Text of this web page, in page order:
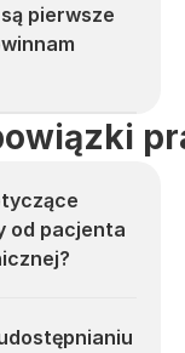
pierwsze
od pacjenta